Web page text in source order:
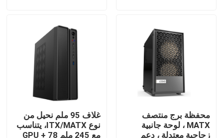
المنتجات
مراقبة الجودة
محفظة برج منتصف
MATX ، لوحة جانبية
زجاجية معتدلة ، دعم
غلاف 95 ملم نحيل من
نوع ITX/MATX، يتناسب
مع 245 ملم GPU + 78